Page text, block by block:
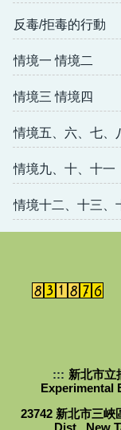
反毒/拒毒的行動
情境一 情境二
情境三 情境四
情境五、六、七、
情境九、十、十一
情境十二、十三、
::: 新北市
Experimental
23742 新北市三
Dist., New